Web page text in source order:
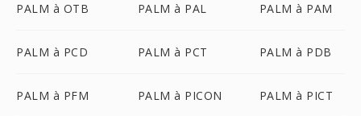
PALM à OTB PALM à PAL PALM à PAM
PALM à PCD PALM à PCT PALM à PDB
PALM à PFM PALM à PICON PALM à PICT